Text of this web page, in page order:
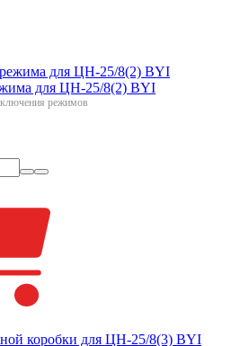
для ЦН-25/8(2) BYI
режимов